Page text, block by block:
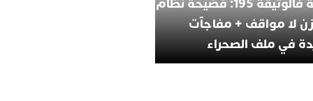
الثقة فالوثيقة 195: فضيحة نظام
لا مواقف + مفاجآت
في ملف الصحراء